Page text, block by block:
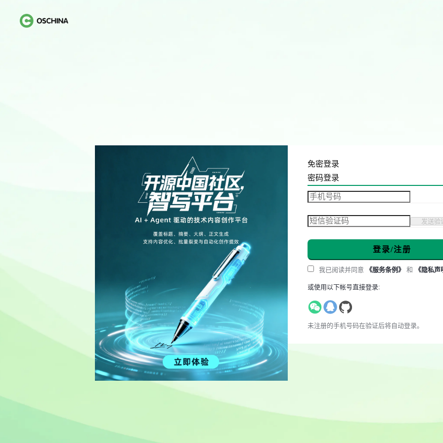
免密登录
密码登录
发送验
登录/注册
我已阅读并同意 《服务条例》 和 《隐私声
或使用以下帐号直接登录:
未注册的手机号码在验证后将自动登录。